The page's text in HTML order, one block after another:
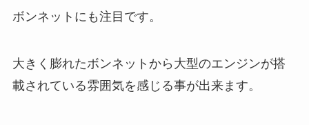
ボンネットにも注目です。
大きく膨れたボンネットから大型のエンジンが搭
載されている雰囲気を感じる事が出来ます。